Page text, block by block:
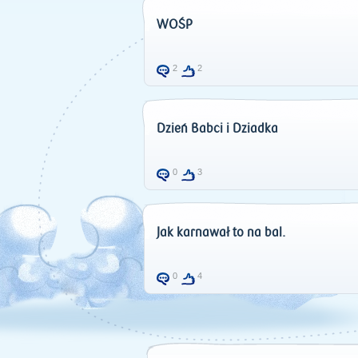
WOŚP
2 2
Dzień Babci i Dziadka
0 3
Jak karnawał to na bal.
0 4